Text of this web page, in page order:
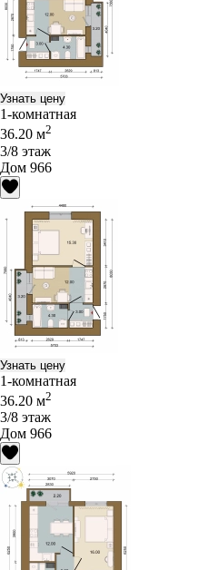
Узнать цену
1-комнатная
36.20 м2
3/8 этаж
Дом 966
Узнать цену
1-комнатная
36.20 м2
3/8 этаж
Дом 966